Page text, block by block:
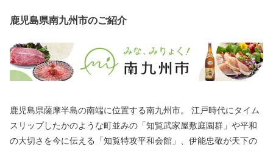
鹿児島県南九州市のご紹介
鹿児島県薩摩半島の南端に位置する南九州市。 江戸時代にタイム
スリップしたかのような町並みの「知覧武家屋敷庭園群」や平和
の大切さを今に伝える「知覧特攻平和会館」、伊能忠敬が天下の